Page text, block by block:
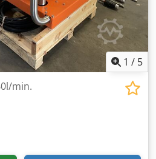
重量：2200kg 標準付属
1 / 5
min.